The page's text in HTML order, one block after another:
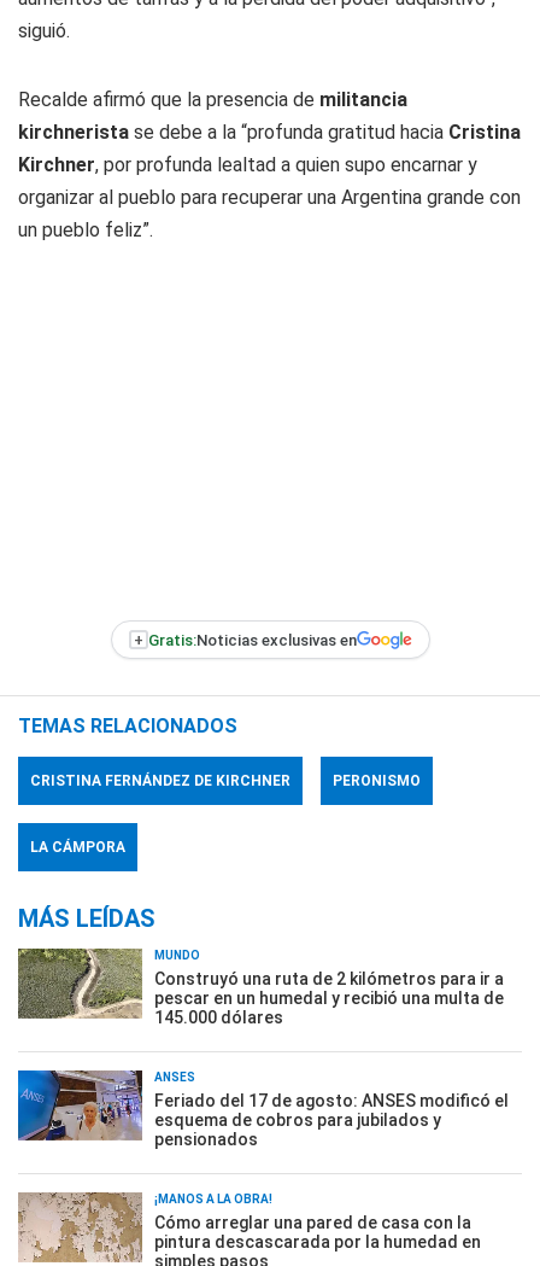
siguió.
Recalde afirmó que la presencia de militancia
kirchnerista se debe a la “profunda gratitud hacia Cristina
Kirchner, por profunda lealtad a quien supo encarnar y
organizar al pueblo para recuperar una Argentina grande con
un pueblo feliz”.
+ Gratis:Noticias exclusivas en
TEMAS RELACIONADOS
CRISTINA FERNÁNDEZ DE KIRCHNER PERONISMO
LA CÁMPORA
MÁS LEÍDAS
MUNDO
Construyó una ruta de 2 kilómetros para ir a
pescar en un humedal y recibió una multa de
145.000 dólares
ANSES
Feriado del 17 de agosto: ANSES modificó el
esquema de cobros para jubilados y
pensionados
¡MANOS A LA OBRA!
Cómo arreglar una pared de casa con la
pintura descascarada por la humedad en
simples pasos